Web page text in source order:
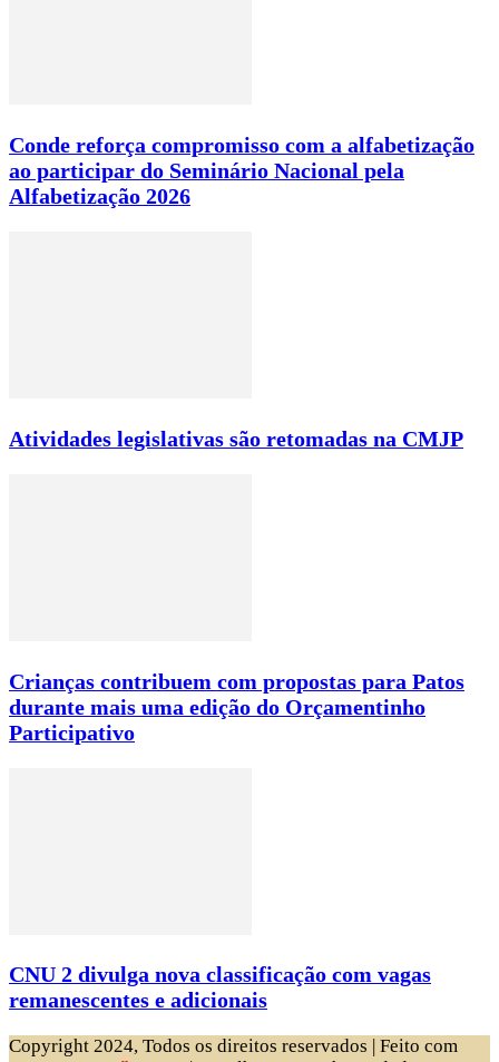
Conde reforça compromisso com a alfabetização
ao participar do Seminário Nacional pela
Alfabetização 2026
Atividades legislativas são retomadas na CMJP
Crianças contribuem com propostas para Patos
durante mais uma edição do Orçamentinho
Participativo
CNU 2 divulga nova classificação com vagas
remanescentes e adicionais
Copyright 2024, Todos os direitos reservados | Feito com